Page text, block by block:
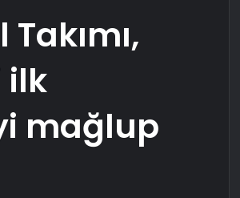
ilk
mağlup